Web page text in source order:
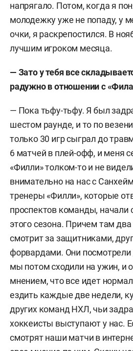
напрягало. Потом, когда я
молодежку уже не попаду, у
очки, я раскрепостился. В
лучшим игроком месяца.
— Зато у тебя все
радужно в отношении с
— Пока тьфу-тьфу. Я был
шестом раунде, и то по
только 30 игр сыграл до
6 матчей в плей-офф, и меня
«Филли» толком-то и не
внимательно на нас с
тренеры «Филли», которые
проспектов команды, начали
этого сезона. Причем там
смотрит за защитниками,
форвардами. Они
мы потом сходили на ужин, и
мнением, что все идет
ездить каждые две недели,
других команд НХЛ, чьи
хоккеисты выступают у нас.
смотрят наши матчи в